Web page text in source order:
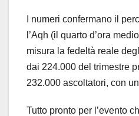
I numeri confermano il
l’Aqh (il quarto d’ora
misura la fedeltà reale
dai 224.000 del trimestre
232.000 ascoltatori, con
Tutto pronto per l’evento